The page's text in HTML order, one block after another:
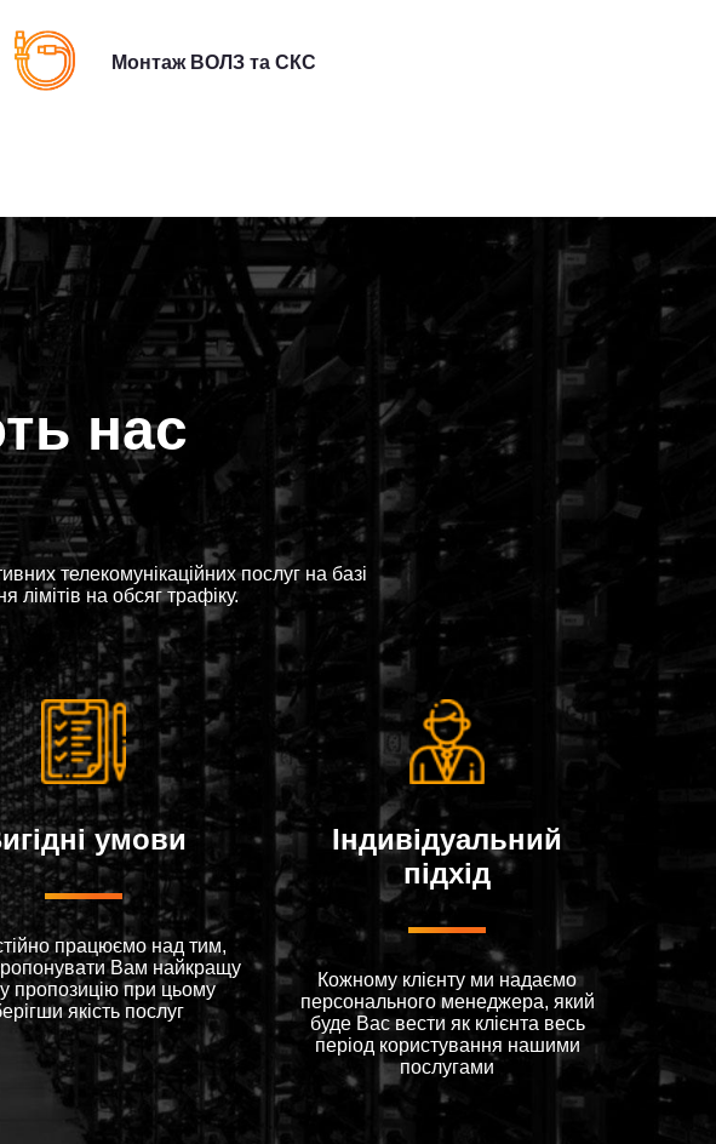
Монтаж ВОЛЗ та СКС
нас
телекомунікаційних послуг на базі
лімітів на обсяг трафіку.
умови
працюємо над тим,
Вам найкращу
пропозицію при цьому
якість послуг
Індивідуальний
підхід
Кожному клієнту ми надаємо
персонального менеджера, який
буде Вас вести як клієнта весь
період користування нашими
послугами